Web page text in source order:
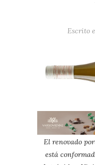
Escrito
El renovado
está